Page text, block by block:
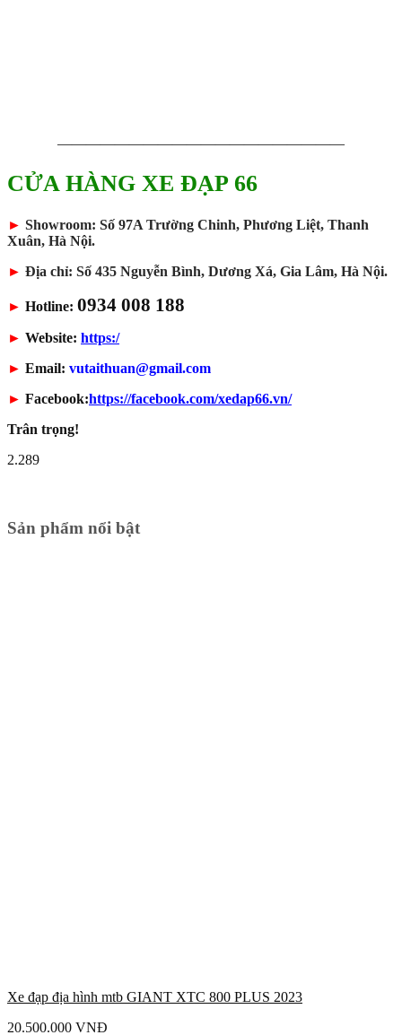
————————————————————
CỬA HÀNG XE ĐẠP 66
► Showroom: Số 97A Trường Chinh, Phương Liệt, Thanh
Xuân, Hà Nội.
► Địa chỉ: Số 435 Nguyễn Bình, Dương Xá, Gia Lâm, Hà Nội.
► Hotline: 0934 008 188
► Website: https:/
► Email: vutaithuan@gmail.com
► Facebook:https://facebook.com/xedap66.vn/
Trân trọng!
2.289
Sản phẩm nổi bật
Xe đạp địa hình mtb GIANT XTC 800 PLUS 2023
20.500.000 VNĐ